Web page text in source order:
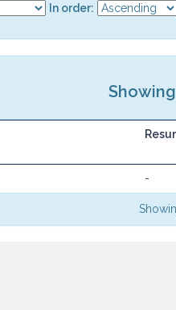
In order:
-